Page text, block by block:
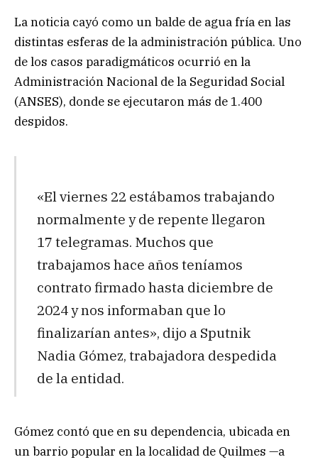
La noticia cayó como un balde de agua fría en las
distintas esferas de la administración pública. Uno
de los casos paradigmáticos ocurrió en la
Administración Nacional de la Seguridad Social
(ANSES), donde se ejecutaron más de 1.400
despidos.
«El viernes 22 estábamos trabajando
normalmente y de repente llegaron
17 telegramas. Muchos que
trabajamos hace años teníamos
contrato firmado hasta diciembre de
2024 y nos informaban que lo
finalizarían antes», dijo a Sputnik
Nadia Gómez, trabajadora despedida
de la entidad.
Gómez contó que en su dependencia, ubicada en
un barrio popular en la localidad de Quilmes —a